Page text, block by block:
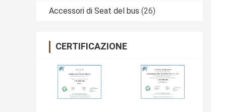
Accessori di Seat del bus (26)
CERTIFICAZIONE